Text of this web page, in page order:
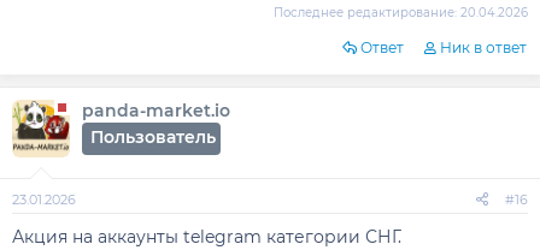
Последнее редактирование: 20.04.2026
Ответ Ник в ответ
panda-market.io
Пользователь
23.01.2026 #16
Акция на аккаунты telegram категории СНГ.